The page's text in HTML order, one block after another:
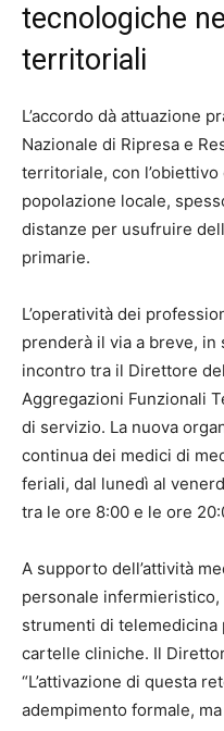
tecnologiche
territoriali
L’accordo dà attuazione
Nazionale di Ripresa e
territoriale, con
popolazione locale,
distanze per usufruire
primarie.
L’operatività dei
prenderà il via a breve,
incontro tra il Direttore
Aggregazioni Funzionali
di servizio. La nuova
continua dei medici di
feriali, dal lunedì al
tra le ore 8:00 e le ore
A supporto dell’attività
personale
strumenti di
cartelle cliniche. Il
“L’attivazione di questa
adempimento formale,